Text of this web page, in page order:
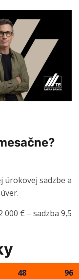
úrokovej sadzbe a
000 € – sadzba 9,5
48
96